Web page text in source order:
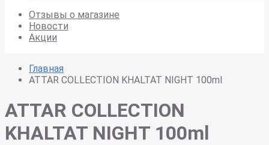
Отзывы о магазине
Новости
Акции
Главная
ATTAR COLLECTION KHALTAT NIGHT 100ml
ATTAR COLLECTION
KHALTAT NIGHT 100ml